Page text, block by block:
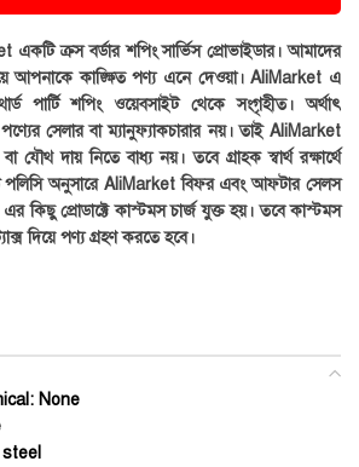
একটি ক্রস বর্ডার শপিং সার্ভিস প্রোভাইডার। আমাদের
আপনাকে কাঙ্ক্ষিত পণ্য এনে দেওয়া। AliMarket এ
থার্ড পার্টি শপিং ওয়েবসাইট থেকে সংগৃহীত। অর্থাৎ
সেলার বা ম্যানুফ্যাকচারার নয়। তাই AliMarket
যৌথ দায় নিতে বাধ্য নয়। তবে গ্রাহক স্বার্থ রক্ষার্থে
পলিসি অনুসারে AliMarket বিফর এবং আফটার সেলস
কিছু প্রোডাক্টে কাস্টমস চার্জ যুক্ত হয়। তবে কাস্টমস
দিয়ে পণ্য গ্রহণ করতে হবে।
None